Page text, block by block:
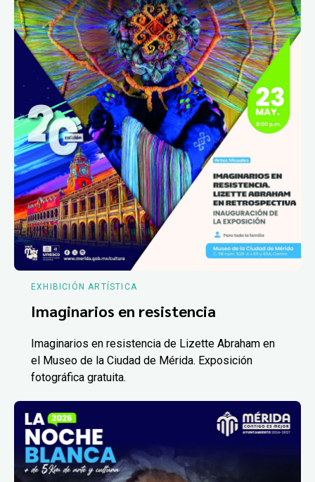
EXHIBICIÓN ARTÍSTICA
Imaginarios en resistencia
Imaginarios en resistencia de Lizette Abraham en
el Museo de la Ciudad de Mérida. Exposición
fotográfica gratuita.